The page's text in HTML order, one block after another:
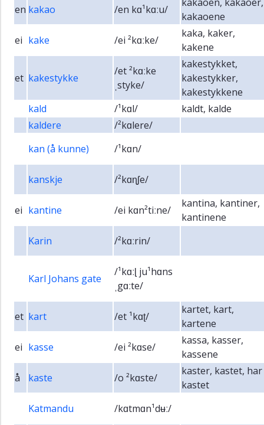
en kakao /en kɑ¹kɑːu/
kakaoene
ei kake /ei ²kɑːke/
kaka, kaker,
kakene
et kakestykke
/et ²kɑːke
ˌstyke/
kakestykket,
kakestykker,
kakestykkene
kald
/¹kɑl/
kaldt, kalde
kaldere
/²kɑlere/
kan (å kunne)
/¹kɑn/
kanskje /²kɑɳʃe/
ei kantine /ei kɑn²tiːne/
kantina, kantiner,
kantinene
Karin
/²kɑːrin/
Karl Johans gate
/¹kɑːɭ ju¹hɑns
ˌgɑːte/
et kart /et ¹kɑʈ/
kartet, kart,
kartene
ei kasse /ei ²kɑse/
kassa, kasser,
kassene
å
kaste /o ²kɑste/
kaster, kastet, har
kastet
Katmandu
/kɑtmɑn¹dʉː/